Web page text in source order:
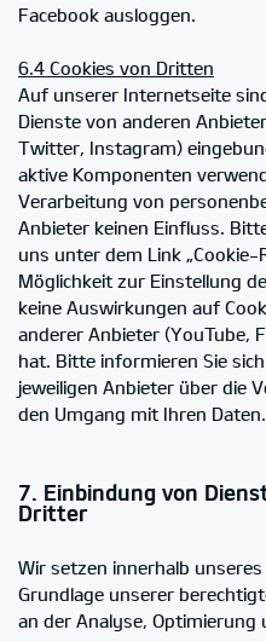
Facebook ausloggen.
6.4 Cookies von Dritten
Auf unserer Internetseite
Dienste von anderen
Twitter, Instagram)
aktive Komponenten
Verarbeitung von
Anbieter keinen Einfluss.
uns unter dem Link „Cookie-
Möglichkeit zur Einstellung
keine Auswirkungen auf
anderer Anbieter (YouTube,
hat. Bitte informieren Sie
jeweiligen Anbieter über die
den Umgang mit Ihren Daten.
7. Einbindung von
Dritter
Wir setzen innerhalb
Grundlage unserer
an der Analyse,